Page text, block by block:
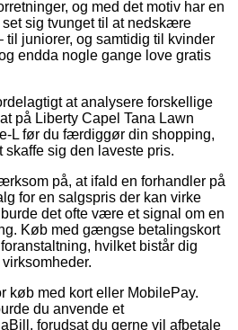
og med det motiv har en
sig tvunget til at nedskære
til juniorer, og samtidig til kvinder
endda nogle gange love gratis
at analysere forskellige
på Liberty Capel Tana Lawn
L før du færdiggør din shopping,
skaffe sig den laveste pris.
på, at ifald en forhandler på
for en salgspris der kan virke
det ofte være et signal om en
Køb med gængse betalingskort
hvilket bistår dig
køb med kort eller MobilePay.
du anvende et
forudsat du gerne vil afbetale